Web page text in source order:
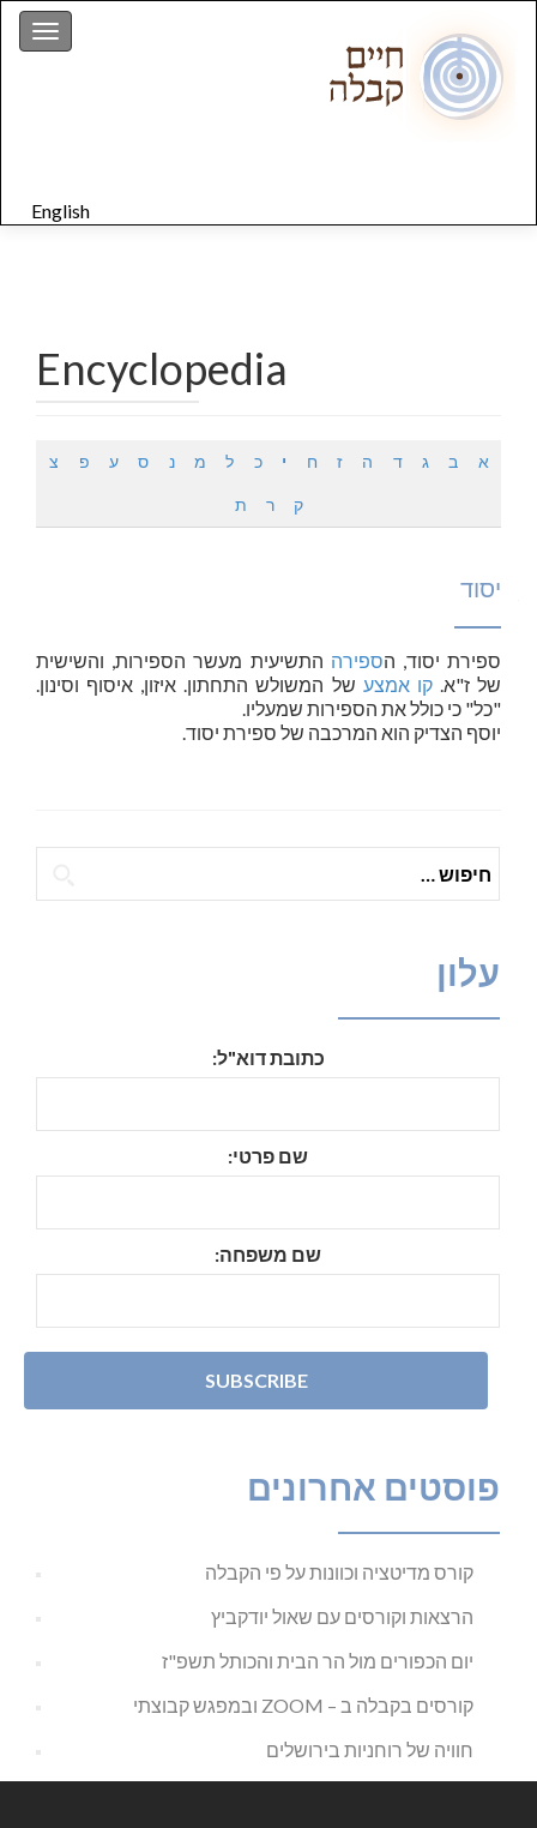
English
Encyclopedia
א ב ג ד ה ז ח י כ ל מ נ ס ע פ צ
ק ר ת
יסוד
ספירת יסוד, הספירה התשיעית מעשר הספירות, והשישית
של ז"א.קו אמצע של המשולש התחתון. איזון, איסוף וסינון.
"כל" כי כולל את הספירות שמעליו.
יוסף הצדיק הוא המרכבה של ספירת יסוד.
עלון
כתובת דוא"ל:
שם פרטי:
שם משפחה:
פוסטים אחרונים
קורס מדיטציה וכוונות על פי הקבלה
הרצאות וקורסים עם שאול יודקביץ
יום הכפורים מול הר הבית והכותל תשפ"ז
קורסים בקבלה ב – ZOOM ובמפגש קבוצתי
חוויה של רוחניות בירושלים